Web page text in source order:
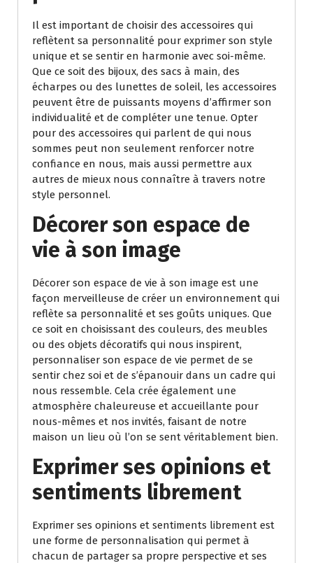
Il est important de choisir des accessoires qui
reflètent sa personnalité pour exprimer son style
unique et se sentir en harmonie avec soi-même.
Que ce soit des bijoux, des sacs à main, des
écharpes ou des lunettes de soleil, les accessoires
peuvent être de puissants moyens d’affirmer son
individualité et de compléter une tenue. Opter
pour des accessoires qui parlent de qui nous
sommes peut non seulement renforcer notre
confiance en nous, mais aussi permettre aux
autres de mieux nous connaître à travers notre
style personnel.
Décorer son espace de
vie à son image
Décorer son espace de vie à son image est une
façon merveilleuse de créer un environnement qui
reflète sa personnalité et ses goûts uniques. Que
ce soit en choisissant des couleurs, des meubles
ou des objets décoratifs qui nous inspirent,
personnaliser son espace de vie permet de se
sentir chez soi et de s’épanouir dans un cadre qui
nous ressemble. Cela crée également une
atmosphère chaleureuse et accueillante pour
nous-mêmes et nos invités, faisant de notre
maison un lieu où l’on se sent véritablement bien.
Exprimer ses opinions et
sentiments librement
Exprimer ses opinions et sentiments librement est
une forme de personnalisation qui permet à
chacun de partager sa propre perspective et ses